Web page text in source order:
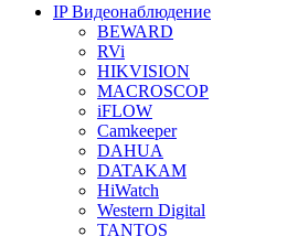
IP Видеонаблюдение
BEWARD
RVi
HIKVISION
MACROSCOP
iFLOW
Camkeeper
DAHUA
DATAKAM
HiWatch
Western Digital
TANTOS